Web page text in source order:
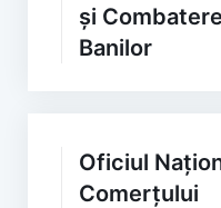
și
Banilor
Oficiul
Comerțului